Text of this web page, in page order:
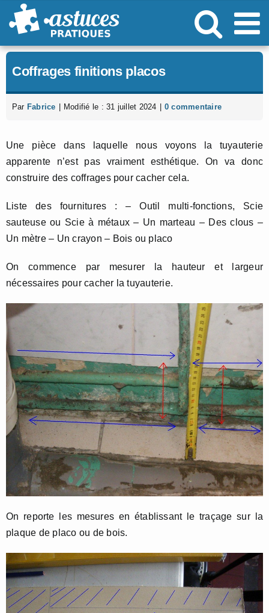
Passer
au
Coffrages finitions placos
Par Fabrice Modifié le : 31 juillet 2024 0 commentaire
Une pièce dans laquelle nous voyons la tuyauterie
apparente n’est pas vraiment esthétique. On va donc
construire des coffrages pour cacher cela.
Liste des fournitures : – Outil multi-fonctions, Scie
sauteuse ou Scie à métaux – Un marteau – Des clous –
Un mètre – Un crayon – Bois ou placo
On commence par mesurer la hauteur et largeur
nécessaires pour cacher la tuyauterie.
On reporte les mesures en établissant le traçage sur la
plaque de placo ou de bois.